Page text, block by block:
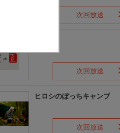
次回放送
次回放送
ヒロシのぼっちキャンプ
次回放送